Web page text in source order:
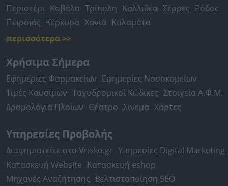
Περιστέρι Καβάλα Τρίπολη Καλλιθέα Σέρρες Ρόδος
Πειραιάς Κέρκυρα Χανιά Καλαμάτα
περισσότερα >>
Χρήσιμα Σήμερα
Εφημερίες Φαρμακείων Εφημερίες Νοσοκομείων
Τιμές Καυσίμων Ταχυδρομικοί Κώδικες Στοιχεία Α.Φ.Μ.
Δρομολόγια Πλοίων Θέατρο Σινεμά Χάρτες
Υπηρεσίες Προβολής
Διαφημιστείτε στο Vrisko.gr Υπηρεσίες Digital Marketing
Κατασκευή Website Κατασκευή eshop
Μηχανές Αναζήτησης Βελτιστοποίηση SEO